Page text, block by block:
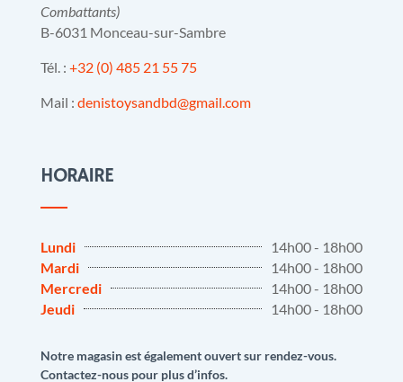
Combattants)
B-6031 Monceau-sur-Sambre
Tél. : +32 (0) 485 21 55 75
Mail : denistoysandbd@gmail.com
HORAIRE
Lundi
14h00 - 18h00
Mardi
14h00 - 18h00
Mercredi
14h00 - 18h00
Jeudi
14h00 - 18h00
Notre magasin est également ouvert sur rendez-vous.
Contactez-nous pour plus d’infos.